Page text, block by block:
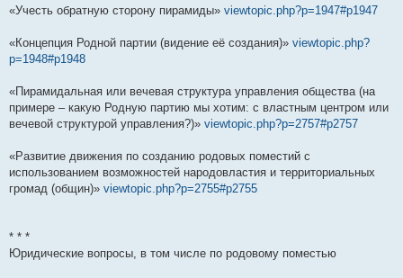
«Учесть обратную сторону пирамиды» viewtopic.php?p=1947#p1947
«Концепция Родной партии (видение её создания)» viewtopic.php?
p=1948#p1948
«Пирамидальная или вечевая структура управления общества (на
примере – какую Родную партию мы хотим: с властным центром или
вечевой структурой управления?)» viewtopic.php?p=2757#p2757
«Развитие движения по созданию родовых поместий с
использованием возможностей народовластия и территориальных
громад (общин)» viewtopic.php?p=2755#p2755
* * *
Юридические вопросы, в том числе по родовому поместью